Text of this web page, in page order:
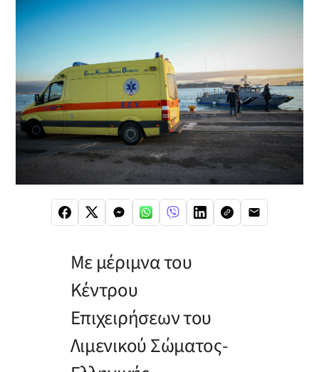
Με μέριμνα του
Κέντρου
Επιχειρήσεων του
Λιμενικού Σώματος-